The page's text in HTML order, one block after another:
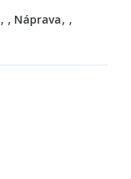
, Náprava
,